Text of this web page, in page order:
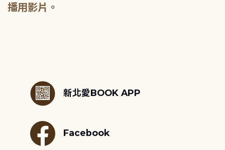
播用影片。
新北愛BOOK APP
Facebook